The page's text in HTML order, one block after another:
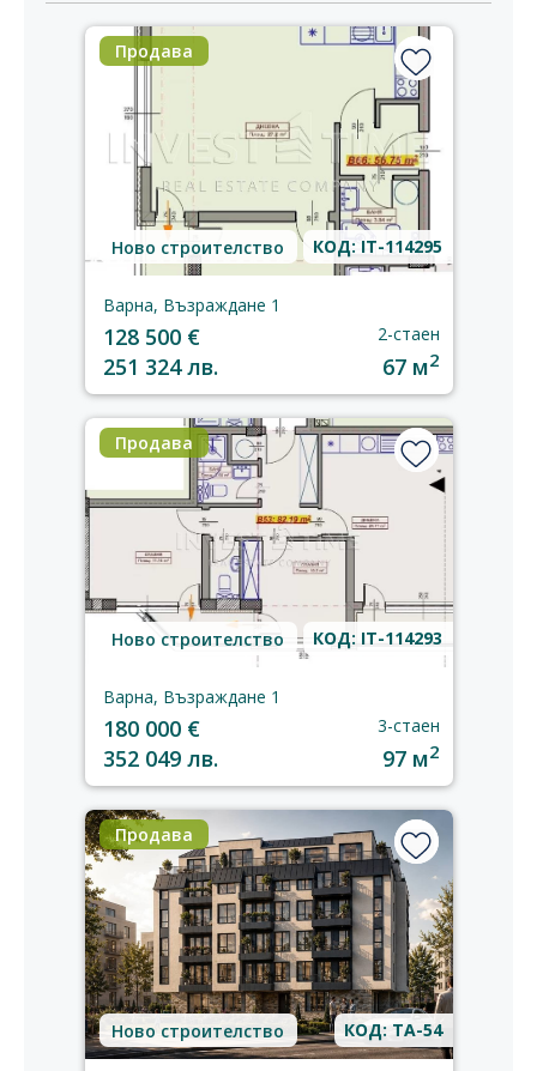
Продава
Ново строителство КОД: IT-114295
Варна, Възраждане 1
128 500 €
251 324 лв.
2-стаен
67 м2
Продава
Ново строителство КОД: IT-114293
Варна, Възраждане 1
180 000 €
352 049 лв.
3-стаен
97 м2
Продава
Ново строителство КОД: TA-54